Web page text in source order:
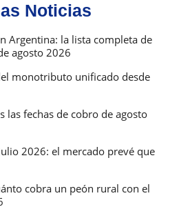
Noticias
Argentina: la lista completa de
agosto 2026
monotributo unificado desde
las fechas de cobro de agosto
2026: el mercado prevé que
cobra un peón rural con el